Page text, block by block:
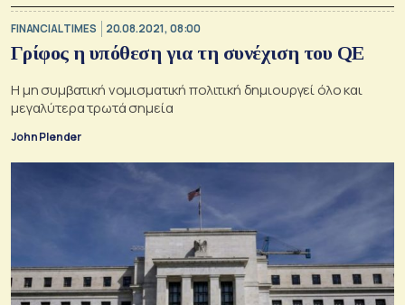
FINANCIAL TIMES 20.08.2021, 08:00
Γρίφος η υπόθεση για τη συνέχιση του QE
Η μη συμβατική νομισματική πολιτική δημιουργεί όλο και
μεγαλύτερα τρωτά σημεία
John Plender